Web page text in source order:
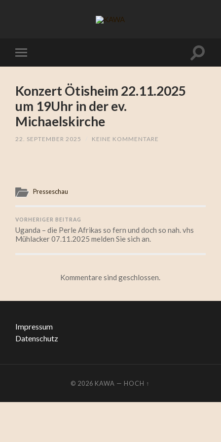
Konzert Ötisheim 22.11.2025
um 19Uhr in der ev.
Michaelskirche
22. SEPTEMBER 2025 KEINE KOMMENTARE
Presseschau
VORHERIGER BEITRAG
Uganda – die Perle Afrikas so fern und doch so nah. vhs
Mühlacker 07.11.2025 melden Sie sich an.
Kommentare sind geschlossen.
Impressum
Datenschutz
© 2026 KAWA — HOCH ↑